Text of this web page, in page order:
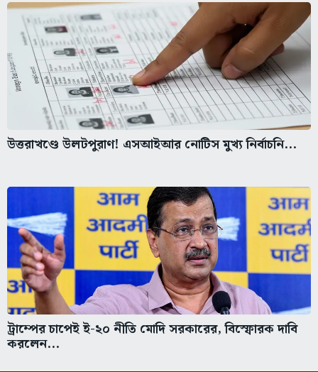
উত্তরাখণ্ডে উলটপুরাণ! এসআইআর নোটিস মুখ্য নির্বাচনি...
ট্রাম্পের চাপেই ই-২০ নীতি মোদি সরকারের, বিস্ফোরক দাবি
করলেন...